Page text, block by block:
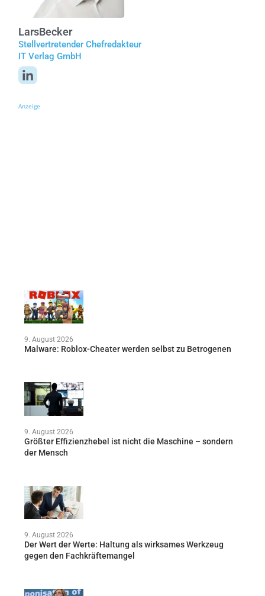
LarsBecker
Stellvertretender Chefredakteur
IT Verlag GmbH
Anzeige
9. August 2026
Malware: Roblox-Cheater werden selbst zu Betrogenen
9. August 2026
Größter Effizienzhebel ist nicht die Maschine – sondern
der Mensch
9. August 2026
Der Wert der Werte: Haltung als wirksames Werkzeug
gegen den Fachkräftemangel